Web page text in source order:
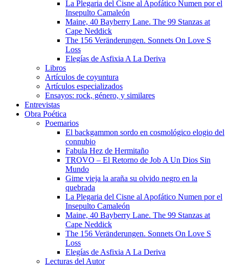
La Plegaria del Cisne al Apofático Numen por el
Insepulto Camaleón
Maine, 40 Bayberry Lane. The 99 Stanzas at
Cape Neddick
The 156 Veränderungen. Sonnets On Love S
Loss
Elegías de Asfixia A La Deriva
Libros
Artículos de coyuntura
Artículos especializados
Ensayos: rock, género, y similares
Entrevistas
Obra Poética
Poemarios
El backgammon sordo en cosmológico elogio del
connubio
Fabula Hez de Hermitaño
TROVO – El Retorno de Job A Un Dios Sin
Mundo
Gime vieja la araña su olvido negro en la
quebrada
La Plegaria del Cisne al Apofático Numen por el
Insepulto Camaleón
Maine, 40 Bayberry Lane. The 99 Stanzas at
Cape Neddick
The 156 Veränderungen. Sonnets On Love S
Loss
Elegías de Asfixia A La Deriva
Lecturas del Autor